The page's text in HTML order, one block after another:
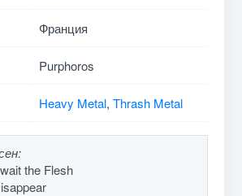
Франция
Purphoros
Heavy Metal, Thrash Metal
the Flesh